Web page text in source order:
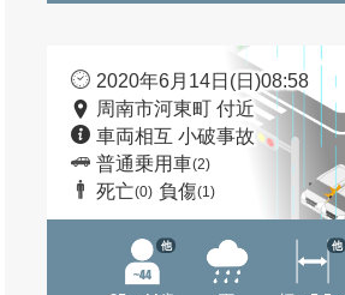
2020年6月14日(日)08:58
周南市河東町 付近
車両相互 小破事故
普通乗用車(2)
死亡(0) 負傷(1)
他 他